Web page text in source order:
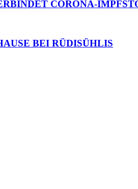
CORONA-
BEI RÜDISÜHLIS